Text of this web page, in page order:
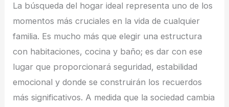
La búsqueda del hogar ideal representa uno de los
momentos más cruciales en la vida de cualquier
familia. Es mucho más que elegir una estructura
con habitaciones, cocina y baño; es dar con ese
lugar que proporcionará seguridad, estabilidad
emocional y donde se construirán los recuerdos
más significativos. A medida que la sociedad cambia